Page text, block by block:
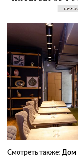
Смотреть также: Дом